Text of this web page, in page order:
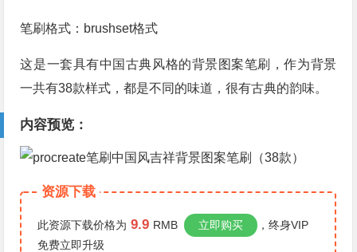
笔刷格式：brushset格式
这是一套具有中国古典风格的背景图案笔刷，作为背景
一共有38款样式，都是不同的味道，很有古典的韵味。
内容预览：
资源下载
此资源下载价格为 9.9 RMB 立即购买
，终身VIP
免费立即升级